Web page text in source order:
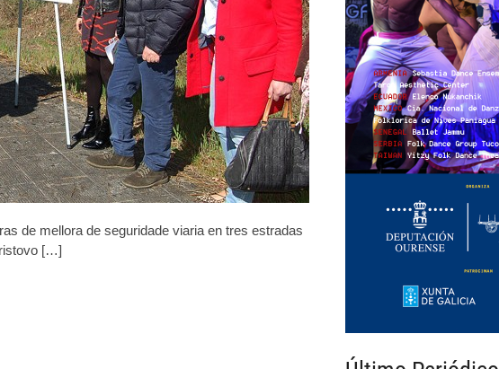
de mellora de seguridade viaria en tres estradas
[…]